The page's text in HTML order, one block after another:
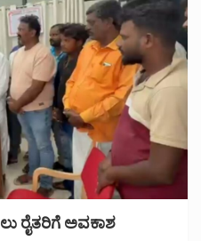
ರೈತರಿಗೆ ಅವಕಾಶ